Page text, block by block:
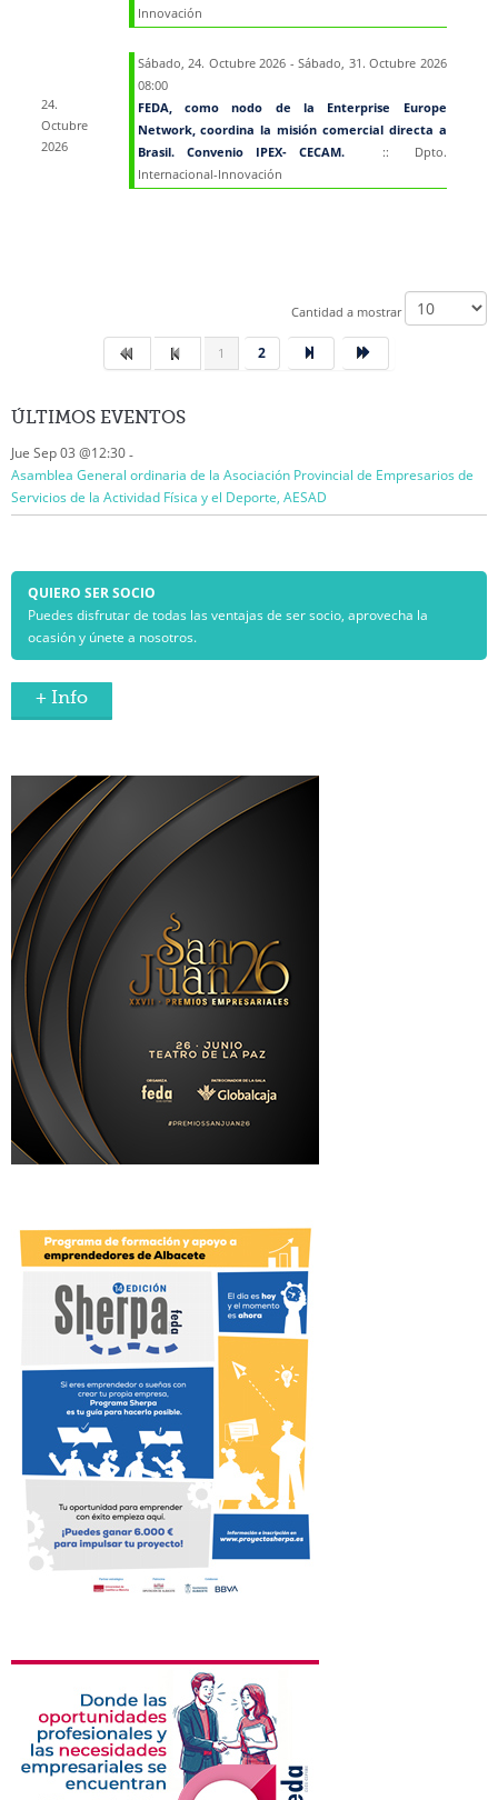
Innovación
24.
Octubre
2026
Sábado, 24. Octubre 2026 - Sábado, 31. Octubre 2026
08:00
FEDA, como nodo de la Enterprise Europe
Network, coordina la misión comercial directa a
Brasil. Convenio IPEX- CECAM.
:: Dpto.
Internacional-Innovación
Cantidad a mostrar
1 2
ÚLTIMOS EVENTOS
Jue Sep 03 @12:30-
Asamblea General ordinaria de la Asociación Provincial de Empresarios de
Servicios de la Actividad Física y el Deporte, AESAD
QUIERO SER SOCIO
Puedes disfrutar de todas las ventajas de ser socio, aprovecha la
ocasión y únete a nosotros.
+ Info